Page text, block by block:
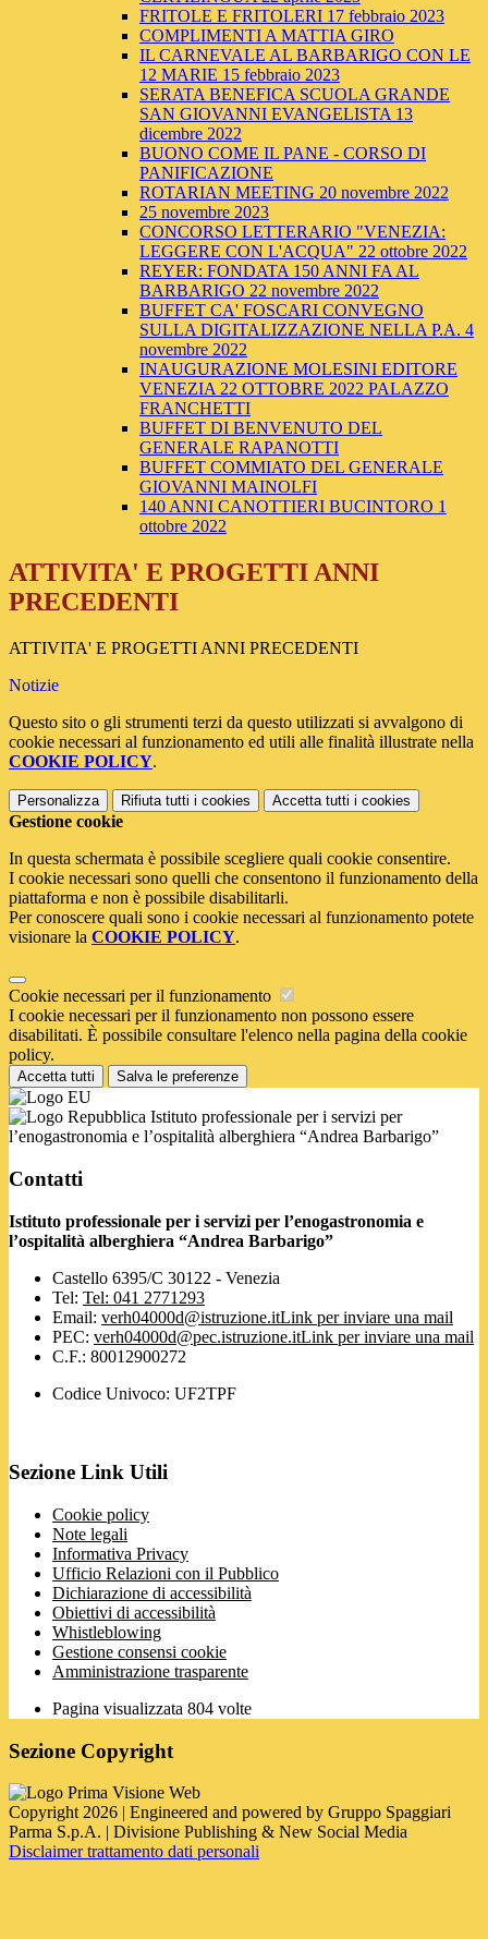
FRITOLE E FRITOLERI 17 febbraio 2023
COMPLIMENTI A MATTIA GIRO
IL CARNEVALE AL BARBARIGO CON LE
12 MARIE 15 febbraio 2023
SERATA BENEFICA SCUOLA GRANDE
SAN GIOVANNI EVANGELISTA 13
dicembre 2022
BUONO COME IL PANE - CORSO DI
PANIFICAZIONE
ROTARIAN MEETING 20 novembre 2022
25 novembre 2023
CONCORSO LETTERARIO "VENEZIA:
LEGGERE CON L'ACQUA" 22 ottobre 2022
REYER: FONDATA 150 ANNI FA AL
BARBARIGO 22 novembre 2022
BUFFET CA' FOSCARI CONVEGNO
SULLA DIGITALIZZAZIONE NELLA P.A. 4
novembre 2022
INAUGURAZIONE MOLESINI EDITORE
VENEZIA 22 OTTOBRE 2022 PALAZZO
FRANCHETTI
BUFFET DI BENVENUTO DEL
GENERALE RAPANOTTI
BUFFET COMMIATO DEL GENERALE
GIOVANNI MAINOLFI
140 ANNI CANOTTIERI BUCINTORO 1
ottobre 2022
ATTIVITA' E PROGETTI ANNI
PRECEDENTI
ATTIVITA' E PROGETTI ANNI PRECEDENTI
Notizie
Questo sito o gli strumenti terzi da questo utilizzati si avvalgono di
cookie necessari al funzionamento ed utili alle finalità illustrate nella
COOKIE POLICY.
Personalizza Rifiuta tutti i cookies Accetta tutti i cookies
Gestione cookie
In questa schermata è possibile scegliere quali cookie consentire.
I cookie necessari sono quelli che consentono il funzionamento della
piattaforma e non è possibile disabilitarli.
Per conoscere quali sono i cookie necessari al funzionamento potete
visionare la COOKIE POLICY.
Cookie necessari per il funzionamento
I cookie necessari per il funzionamento non possono essere
disabilitati. È possibile consultare l'elenco nella pagina della cookie
policy.
Accetta tutti Salva le preferenze
Istituto professionale per i servizi per
l’enogastronomia e l’ospitalità alberghiera “Andrea Barbarigo”
Contatti
Istituto professionale per i servizi per l’enogastronomia e
l’ospitalità alberghiera “Andrea Barbarigo”
Castello 6395/C 30122 - Venezia
Tel: Tel: 041 2771293
Email: verh04000d@istruzione.itLink per inviare una mail
PEC: verh04000d@pec.istruzione.itLink per inviare una mail
C.F.: 80012900272
Codice Univoco: UF2TPF
Sezione Link Utili
Cookie policy
Note legali
Informativa Privacy
Ufficio Relazioni con il Pubblico
Dichiarazione di accessibilità
Obiettivi di accessibilità
Whistleblowing
Gestione consensi cookie
Amministrazione trasparente
Pagina visualizzata 804 volte
Sezione Copyright
Copyright 2026 | Engineered and powered by Gruppo Spaggiari
Parma S.p.A. | Divisione Publishing & New Social Media
Disclaimer trattamento dati personali